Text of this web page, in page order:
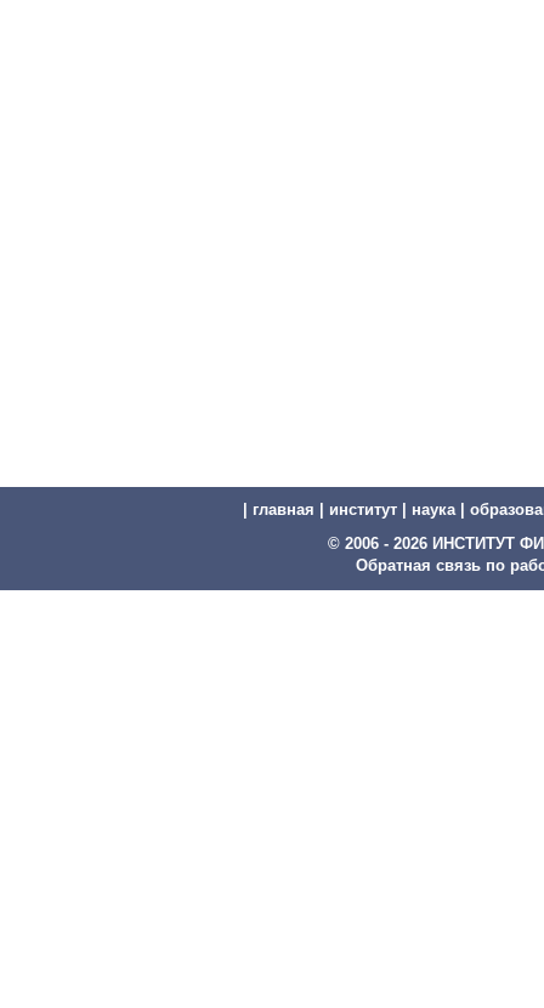
главная институт наука|
© 2006 - 2026 ИНСТИТУТ
Обратная связь по